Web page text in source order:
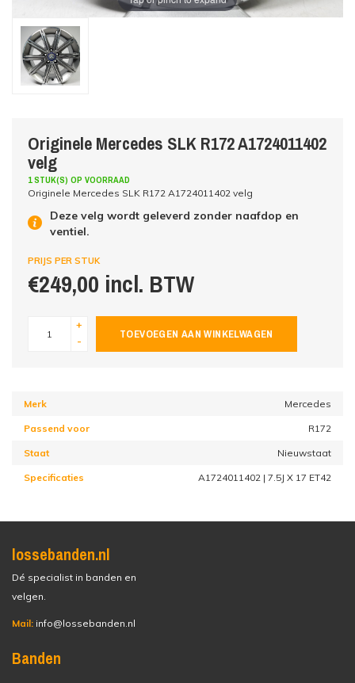
Originele Mercedes SLK R172 A1724011402
velg
1 STUK(S) OP VOORRAAD
Originele Mercedes SLK R172 A1724011402 velg
Deze velg wordt geleverd zonder naafdop en
ventiel.
PRIJS PER STUK
€249,00 incl. BTW
+
-
TOEVOEGEN AAN WINKELWAGEN
Merk Mercedes
Passend voor R172
Staat Nieuwstaat
Specificaties A1724011402 | 7.5J X 17 ET42
lossebanden.nl
Dé specialist in banden en
velgen.
Mail: info@lossebanden.nl
Banden